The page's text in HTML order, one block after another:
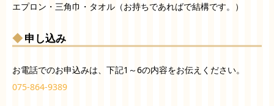
エプロン・三角巾・タオル（お持ちであればで結構です。）
申し込み
お電話でのお申込みは、下記1～6の内容をお伝えください。
075-864-9389